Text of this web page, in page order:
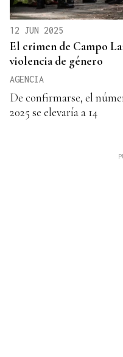
12 JUN 2025
El crimen de Campo
violencia de género
AGENCIA
De confirmarse, el
2025 se elevaría a 14